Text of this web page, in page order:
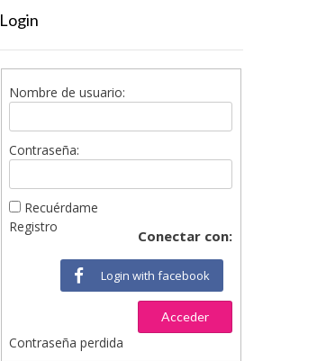
Login
Nombre de usuario:
Contraseña:
Recuérdame
Conectar con:
Login with facebook
Acceder
Registro
Contraseña perdida